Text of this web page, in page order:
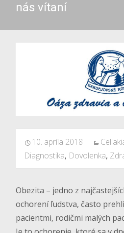
nás vítaní
10. apríla 2018
Diagnostika, Dovolenka,
Obezita – jedno z
ochorení ľudstva, často
pacientmi, rodičmi malých